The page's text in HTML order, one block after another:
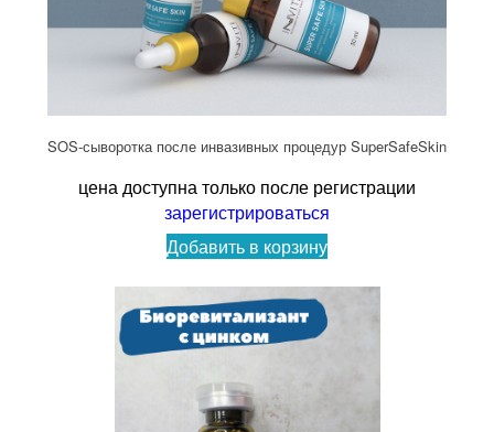
SOS-сыворотка после инвазивных процедур SuperSafeSkin
цена доступна только после регистрации
зарегистрироваться
Добавить в корзину